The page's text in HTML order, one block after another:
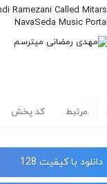
Ramezani Called
NavaSeda Music Portal
مرتبط کد پخش
دانلود با کیفیت 128